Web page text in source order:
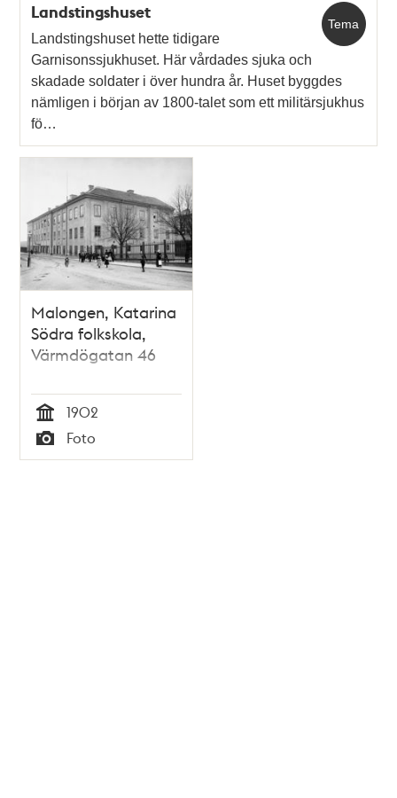
Tema
Landstingshuset
Landstingshuset hette tidigare
Garnisonssjukhuset. Här vårdades sjuka och
skadade soldater i över hundra år. Huset byggdes
nämligen i början av 1800-talet som ett militärsjukhus
fö…
Malongen, Katarina
Södra folkskola,
Värmdögatan 46
Tid
1902
Typ
Foto